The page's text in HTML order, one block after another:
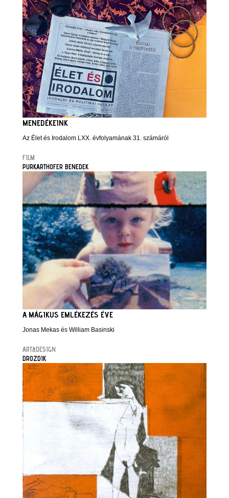
MENEDÉKEINK
Az Élet és Irodalom LXX. évfolyamának 31. számáról
FILM
PURKARTHOFER BENEDEK
A MÁGIKUS EMLÉKEZÉS ÉVE
Jonas Mekas és William Basinski
ART&DESIGN
DROZDIK